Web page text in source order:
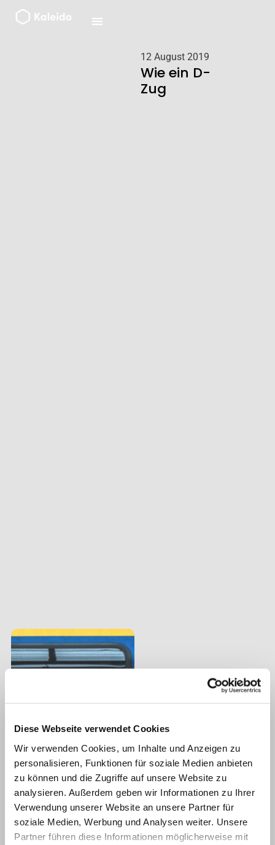
Diese Webseite verwendet Cookies
Wir verwenden Cookies, um Inhalte und Anzeigen zu
personalisieren, Funktionen für soziale Medien anbieten
zu können und die Zugriffe auf unsere Website zu
analysieren. Außerdem geben wir Informationen zu Ihrer
Verwendung unserer Website an unsere Partner für
soziale Medien, Werbung und Analysen weiter. Unsere
Partner führen diese Informationen möglicherweise mit
Zum
Inhalt
12 August 2019
Wie ein D-
Zug